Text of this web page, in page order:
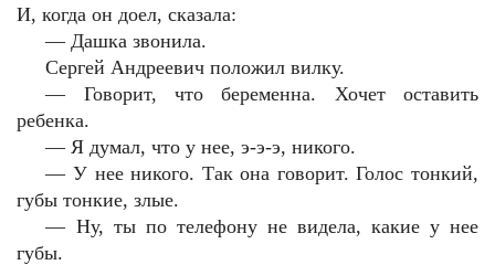
И, когда он доел, сказала:
— Дашка звонила.
Сергей Андреевич положил вилку.
— Говорит, что беременна. Хочет оставить
ребенка.
— Я думал, что у нее, э-э-э, никого.
— У нее никого. Так она говорит. Голос тонкий,
губы тонкие, злые.
— Ну, ты по телефону не видела, какие у нее
губы.